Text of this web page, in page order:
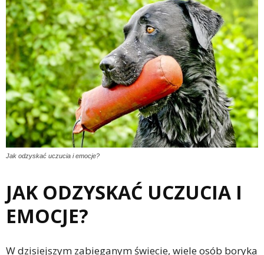
Jak odzyskać uczucia i emocje?
JAK ODZYSKAĆ UCZUCIA I
EMOCJE?
W dzisiejszym zabieganym świecie, wiele osób boryka